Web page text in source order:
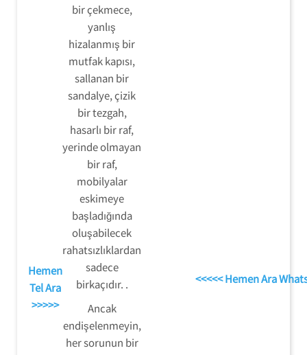
Hemen
Tel Ara
>>>>>
bir çekmece,
yanlış
hizalanmış bir
mutfak kapısı,
sallanan bir
sandalye, çizik
bir tezgah,
hasarlı bir raf,
yerinde olmayan
bir raf,
mobilyalar
eskimeye
başladığında
oluşabilecek
rahatsızlıklardan
sadece
birkaçıdır. .
Ancak
endişelenmeyin,
her sorunun bir
<<<<< Hemen Ara